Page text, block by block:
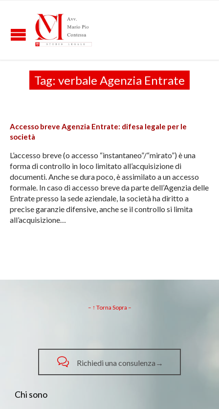
Tag: verbale Agenzia Entrate
Accesso breve Agenzia Entrate: difesa legale per le
società
L’accesso breve (o accesso “instantaneo”/“mirato”) è una
forma di controllo in loco limitato all’acquisizione di
documenti. Anche se dura poco, è assimilato a un accesso
formale. In caso di accesso breve da parte dell’Agenzia delle
Entrate presso la sede aziendale, la società ha diritto a
precise garanzie difensive, anche se il controllo si limita
all’acquisizione…
– ↑ Torna Sopra –
 Richiedi una consulenza→
Chi sono